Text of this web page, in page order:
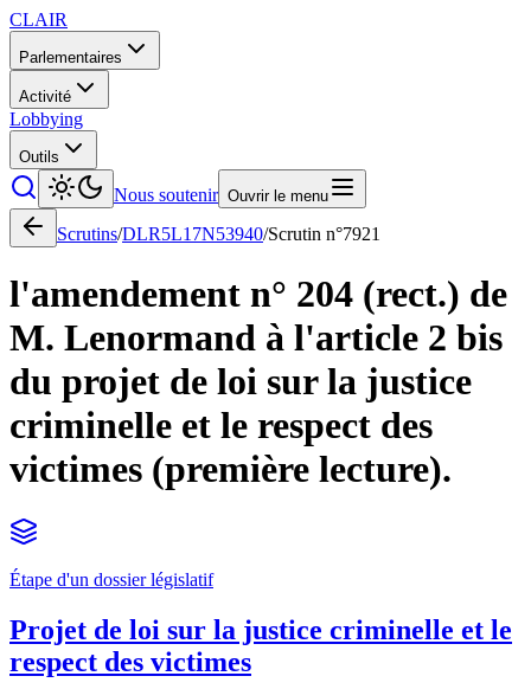
CLAIR
Parlementaires
Activité
Lobbying
Outils
Nous soutenir Ouvrir le menu
Scrutins/DLR5L17N53940/Scrutin n°7921
l'amendement n° 204 (rect.) de
M. Lenormand à l'article 2 bis
du projet de loi sur la justice
criminelle et le respect des
victimes (première lecture).
Étape d'un dossier législatif
Projet de loi sur la justice criminelle et le
respect des victimes